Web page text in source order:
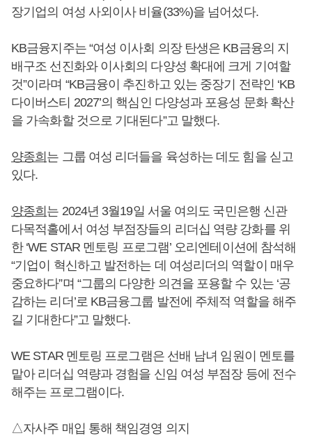
장기업의 여성 사외이사 비율(33%)을 넘어섰다.
KB금융지주는 “여성 이사회 의장 탄생은 KB금융의 지
배구조 선진화와 이사회의 다양성 확대에 크게 기여할
것”이라며 “KB금융이 추진하고 있는 중장기 전략인 ‘KB
다이버스티 2027’의 핵심인 다양성과 포용성 문화 확산
을 가속화할 것으로 기대된다”고 말했다.
양종희는 그룹 여성 리더들을 육성하는 데도 힘을 싣고
있다.
양종희는 2024년 3월19일 서울 여의도 국민은행 신관
다목적홀에서 여성 부점장들의 리더십 역량 강화를 위
한 ‘WE STAR 멘토링 프로그램’ 오리엔테이션에 참석해
“기업이 혁신하고 발전하는 데 여성리더의 역할이 매우
중요하다”며 “그룹의 다양한 의견을 포용할 수 있는 ‘공
감하는 리더’로 KB금융그룹 발전에 주체적 역할을 해주
길 기대한다”고 말했다.
WE STAR 멘토링 프로그램은 선배 남녀 임원이 멘토를
맡아 리더십 역량과 경험을 신임 여성 부점장 등에 전수
해주는 프로그램이다.
△자사주 매입 통해 책임경영 의지